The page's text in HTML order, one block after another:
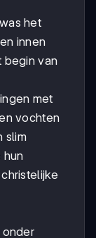
het
innen
begin van
met
vochten
slim
hun
onder